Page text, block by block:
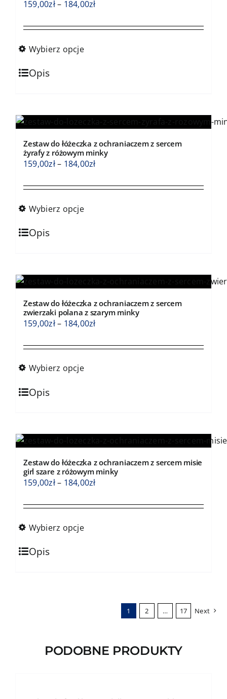
159,00zł– 184,00złZakres
od
Wybierz opcje
Ten
produkt
wariantów.
można
wybrać
stronie
produktu
Opis
Zestaw do łóżeczka z ochraniaczem z sercem
żyrafy z różowym minky
159,00zł– 184,00złZakres
od
Wybierz opcje
Ten
produkt
wariantów.
można
wybrać
stronie
produktu
Opis
Zestaw do łóżeczka z ochraniaczem z sercem
zwierzaki polana z szarym minky
159,00zł– 184,00złZakres
od
Wybierz opcje
Ten
produkt
wariantów.
można
wybrać
stronie
produktu
Opis
Zestaw do łóżeczka z ochraniaczem z sercem misie
girl szare z różowym minky
159,00zł– 184,00złZakres
od
Wybierz opcje
Ten
produkt
Opis
1 2 … 17 Next
PODOBNE PRODUKTY